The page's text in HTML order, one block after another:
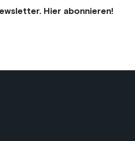
Hier abonnieren!